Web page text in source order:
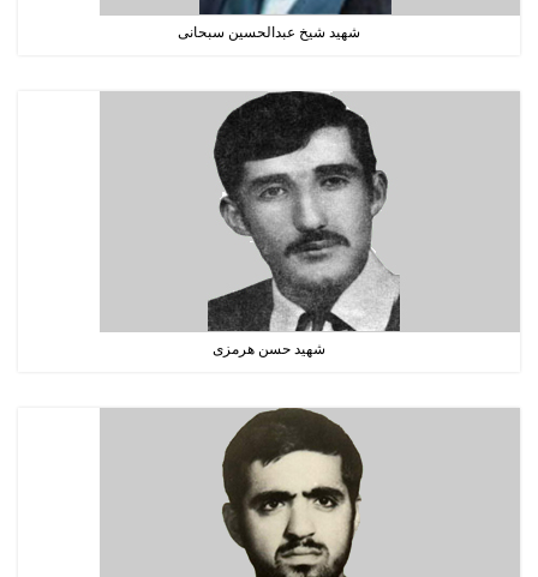
شهید شیخ عبدالحسین سبحانی
شهید حسن هرمزی